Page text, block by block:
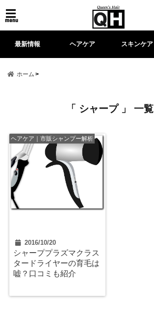
menu
最新情報 ヘアケア スキンケア
ホーム
「 シャープ 」 一覧
ヘアケア｜市販シャンプー解析
2016/10/20
シャーププラズマクラス
タードライヤーの育毛は
嘘？口コミも紹介